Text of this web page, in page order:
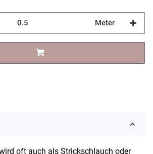
Meter
oft auch als Strickschlauch oder